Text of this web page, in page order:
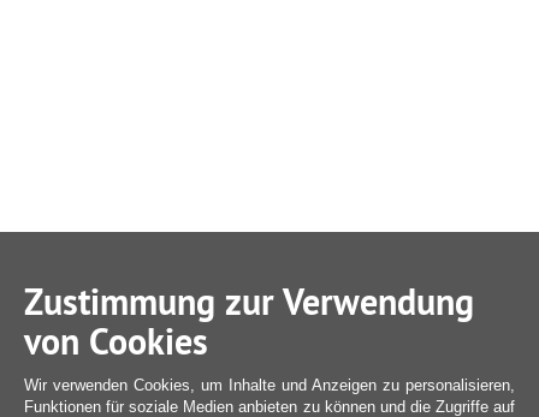
Zustimmung zur Verwendung
von Cookies
Wir verwenden Cookies, um Inhalte und Anzeigen zu personalisieren,
Funktionen für soziale Medien anbieten zu können und die Zugriffe auf